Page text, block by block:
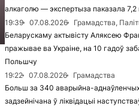
алкаголю — экспертыза паказала 7,2
19:39
07.08.2026
Грамадства,
Беларускаму актывісту Аляксею
пражывае ва Украіне, на 10 гадоў
Польшчу
19:22
07.08.2026
Грамадства
Больш за 340 аварыйна-
задзейнічана ў ліквідацыі